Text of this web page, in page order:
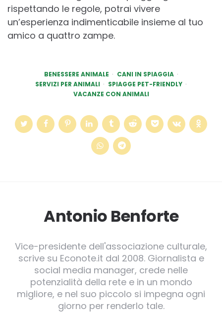
rispettando le regole, potrai vivere
un’esperienza indimenticabile insieme al tuo
amico a quattro zampe.
BENESSERE ANIMALE
CANI IN SPIAGGIA
SERVIZI PER ANIMALI
SPIAGGE PET-FRIENDLY
VACANZE CON ANIMALI
Antonio Benforte
Vice-presidente dell'associazione culturale,
scrive su Econote.it dal 2008. Giornalista e
social media manager, crede nelle
potenzialità della rete e in un mondo
migliore, e nel suo piccolo si impegna ogni
giorno per renderlo tale.